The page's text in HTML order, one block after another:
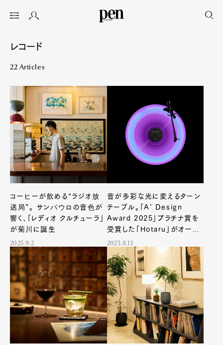
レコード
22 Articles
コーヒーが飲める“ラジオ放
送局”。 サンパウロの音色が
響く、「レディオ クルチューラ」
が菊川に誕生
2025.9.2
音が多彩な光に変えるターン
テーブル。「Aʼ Design
Award 2025」プラチナ賞を
受賞した「Hotaru」がオーデ
ィオテクニカから誕生。
2025.8.13